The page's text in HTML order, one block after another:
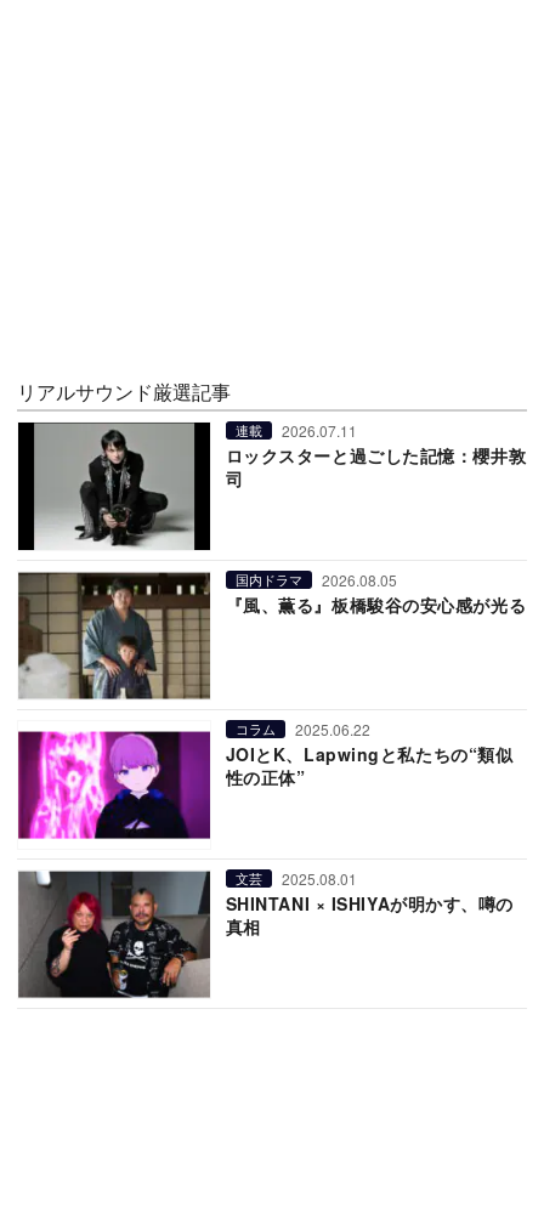
リアルサウンド厳選記事
連載 2026.07.11
ロックスターと過ごした記憶：櫻井敦
司
国内ドラマ 2026.08.05
『風、薫る』板橋駿谷の安心感が光る
コラム 2025.06.22
JOIとK、Lapwingと私たちの“類似
性の正体”
文芸 2025.08.01
SHINTANI × ISHIYAが明かす、噂の
真相